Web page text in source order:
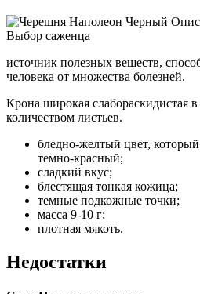
источник полезных веществ,
человека от множества болезней.
Крона широкая слабораскидистая
количеством листьев.
бледно-желтый цвет,
темно-красный;
сладкий вкус;
блестящая тонкая кожица;
темные подкожные точки;
масса 9-10 г;
плотная мякоть.
Недостатки